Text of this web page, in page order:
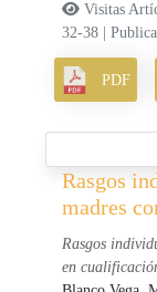
Visitas
32-38
|
PDF
Rasgos
madres
Rasgos
en